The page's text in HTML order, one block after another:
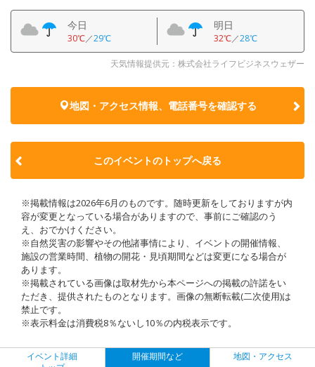
今日
30℃／29℃
明日
32℃／28℃
天気情報提供元：株式会社ライフビジネスウェザー
地図・アクセス情報、電話番号を確認する
このイベントのトップへ戻る
※掲載情報は2026年6月のものです。随時更新をしておりますが内
容が変更となっている場合がありますので、事前にご確認のう
え、おでかけください。
※自然災害の影響やその他諸事情により、イベントの開催情報、
施設の営業時間、植物の開花・見頃期間などは変更になる場合が
あります。
※掲載されている画像は取材先から本ページへの掲載の許諾をい
ただき、提供されたものとなります。画像の無断転載(二次使用)は
禁止です。
※表示料金は消費税8％ないし10％の内税表示です。
イベント詳細
開催期間など 地図・アクセス